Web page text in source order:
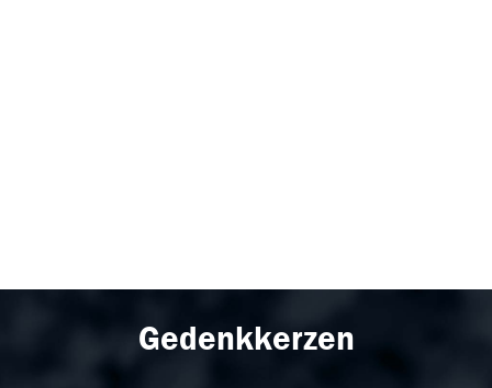
Gedenkkerzen